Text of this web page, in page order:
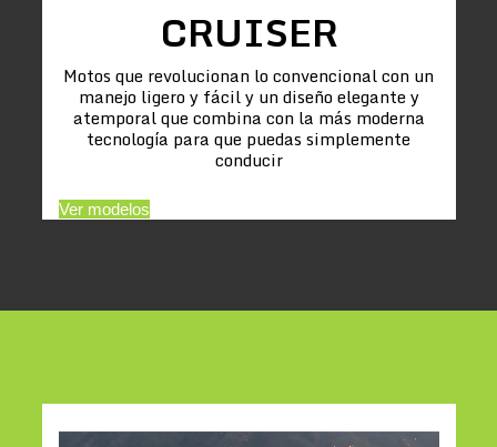
CRUISER
Motos que revolucionan lo convencional con un
manejo ligero y fácil y un diseño elegante y
atemporal que combina con la más moderna
tecnología para que puedas simplemente
conducir
Ver modelos